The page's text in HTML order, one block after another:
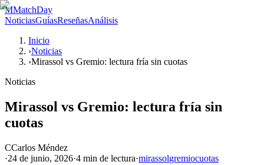
MMatchDay
NoticiasGuíasReseñasAnálisis
Inicio
›Noticias
›Mirassol vs Gremio: lectura fría sin cuotas
Noticias
Mirassol vs Gremio: lectura fría sin
cuotas
CCarlos Méndez
·24 de junio, 2026·4 min de lectura·mirassolgremiocuotas